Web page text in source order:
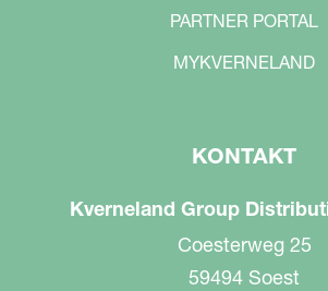
PARTNER PORTAL
MYKVERNELAND
KONTAKT
Kverneland Group
Coesterweg 25
59494 Soest